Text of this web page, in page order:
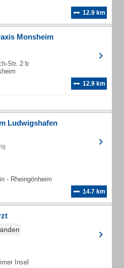
12.9 km
Monsheim
Str. 2 b
12.9 km
Ludwigshafen
- Rheingönheim
14.7 km
Insel